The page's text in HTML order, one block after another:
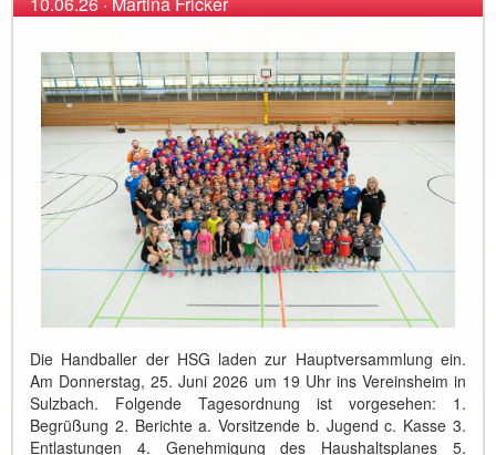
Die Handballer der HSG laden zur Hauptversammlung ein.
Am Donnerstag, 25. Juni 2026 um 19 Uhr ins Vereinsheim in
Sulzbach. Folgende Tagesordnung ist vorgesehen: 1.
Begrüßung 2. Berichte a. Vorsitzende b. Jugend c. Kasse 3.
Entlastungen 4. Genehmigung des Haushaltsplanes 5.